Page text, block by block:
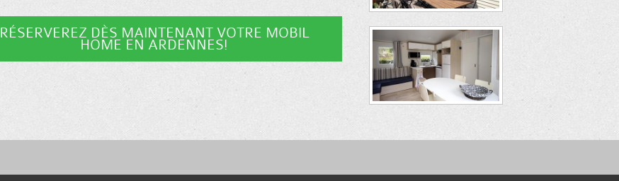
RÉSERVEREZ DÈS MAINTENANT VOTRE MOBIL
HOME EN ARDENNES!